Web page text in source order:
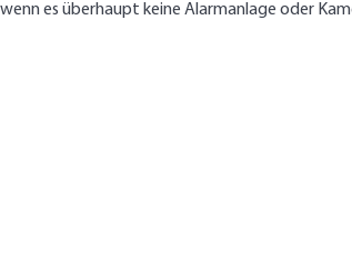
es überhaupt keine Alarmanlage oder